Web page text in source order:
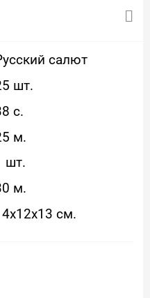
салют
шт.
с.
м.
шт.
м.
см.